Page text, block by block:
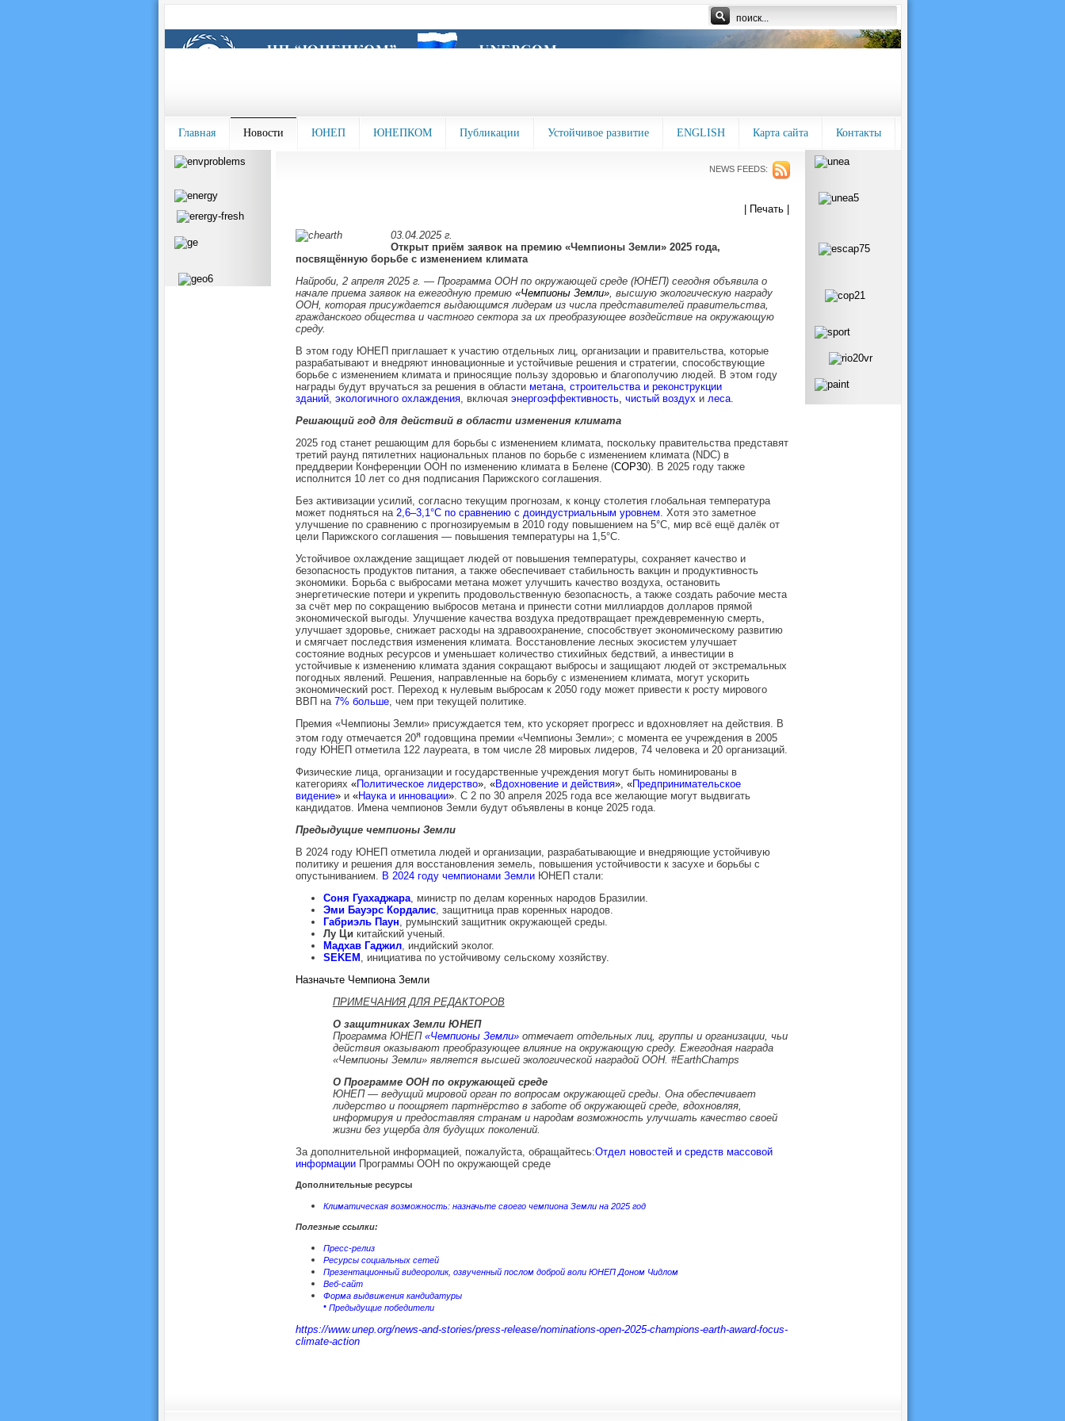
Главная Новости ЮНЕП ЮНЕПКОМ Публикации Устойчивое развитие ENGLISH Карта сайта Контакты
NEWS FEEDS:
| Печать |
03.04.2025 г.
Открыт приём заявок на премию «Чемпионы Земли» 2025 года,
посвящённую борьбе с изменением климата
Найроби, 2 апреля 2025 г. — Программа ООН по окружающей среде (ЮНЕП) сегодня объявила о
начале приема заявок на ежегодную премию «Чемпионы Земли», высшую экологическую награду
ООН, которая присуждается выдающимся лидерам из числа представителей правительства,
гражданского общества и частного сектора за их преобразующее воздействие на окружающую
среду.
В этом году ЮНЕП приглашает к участию отдельных лиц, организации и правительства, которые
разрабатывают и внедряют инновационные и устойчивые решения и стратегии, способствующие
борьбе с изменением климата и приносящие пользу здоровью и благополучию людей. В этом году
награды будут вручаться за решения в области метана, строительства и реконструкции
зданий, экологичного охлаждения, включая энергоэффективность, чистый воздухи леса.
Решающий год для действий в области изменения климата
2025 год станет решающим для борьбы с изменением климата, поскольку правительства представят
третий раунд пятилетних национальных планов по борьбе с изменением климата (NDC) в
преддверии Конференции ООН по изменению климата в Белене (COP30). В 2025 году также
исполнится 10 лет со дня подписания Парижского соглашения.
Без активизации усилий, согласно текущим прогнозам, к концу столетия глобальная температура
может подняться на 2,6–3,1°C по сравнению с доиндустриальным уровнем. Хотя это заметное
улучшение по сравнению с прогнозируемым в 2010 году повышением на 5°C, мир всё ещё далёк от
цели Парижского соглашения — повышения температуры на 1,5°C.
Устойчивое охлаждение защищает людей от повышения температуры, сохраняет качество и
безопасность продуктов питания, а также обеспечивает стабильность вакцин и продуктивность
экономики. Борьба с выбросами метана может улучшить качество воздуха, остановить
энергетические потери и укрепить продовольственную безопасность, а также создать рабочие места
за счёт мер по сокращению выбросов метана и принести сотни миллиардов долларов прямой
экономической выгоды. Улучшение качества воздуха предотвращает преждевременную смерть,
улучшает здоровье, снижает расходы на здравоохранение, способствует экономическому развитию
и смягчает последствия изменения климата. Восстановление лесных экосистем улучшает
состояние водных ресурсов и уменьшает количество стихийных бедствий, а инвестиции в
устойчивые к изменению климата здания сокращают выбросы и защищают людей от экстремальных
погодных явлений. Решения, направленные на борьбу с изменением климата, могут ускорить
экономический рост. Переход к нулевым выбросам к 2050 году может привести к росту мирового
ВВП на 7% больше, чем при текущей политике.
Премия «Чемпионы Земли» присуждается тем, кто ускоряет прогресс и вдохновляет на действия. В
этом году отмечается 20ягодовщина премии «Чемпионы Земли»; с момента ее учреждения в 2005
году ЮНЕП отметила 122 лауреата, в том числе 28 мировых лидеров, 74 человека и 20 организаций.
Физические лица, организации и государственные учреждения могут быть номинированы в
категориях «Политическое лидерство», «Вдохновение и действия», «Предпринимательское
видение»и «Наука и инновации». С 2 по 30 апреля 2025 года все желающие могут выдвигать
кандидатов. Имена чемпионов Земли будут объявлены в конце 2025 года.
Предыдущие чемпионы Земли
В 2024 году ЮНЕП отметила людей и организации, разрабатывающие и внедряющие устойчивую
политику и решения для восстановления земель, повышения устойчивости к засухе и борьбы с
опустыниванием. В 2024 году чемпионами ЗемлиЮНЕП стали:
Соня Гуахаджара, министр по делам коренных народов Бразилии.
Эми Бауэрс Кордалис, защитница прав коренных народов.
Габриэль Паун, румынский защитник окружающей среды.
Лу Ци китайский ученый.
Мадхав Гаджил, индийский эколог.
SEKEM , инициатива по устойчивому сельскому хозяйству.
Назначьте Чемпиона Земли
ПРИМЕЧАНИЯ ДЛЯ РЕДАКТОРОВ
О защитниках Земли ЮНЕП
Программа ЮНЕП «Чемпионы Земли»отмечает отдельных лиц, группы и организации, чьи
действия оказывают преобразующее влияние на окружающую среду. Ежегодная награда
«Чемпионы Земли» является высшей экологической наградой ООН. #EarthChamps
О Программе ООН по окружающей среде
ЮНЕП — ведущий мировой орган по вопросам окружающей среды. Она обеспечивает
лидерство и поощряет партнёрство в заботе об окружающей среде, вдохновляя,
информируя и предоставляя странам и народам возможность улучшать качество своей
жизни без ущерба для будущих поколений.
За дополнительной информацией, пожалуйста, обращайтесь:Отдел новостей и средств массовой
информацииПрограммы ООН по окружающей среде
Дополнительные ресурсы
Климатическая возможность: назначьте своего чемпиона Земли на 2025 год
Полезные ссылки:
Пресс-релиз
Ресурсы социальных сетей
Презентационный видеоролик, озвученный послом доброй воли ЮНЕП Доном Чидлом
Веб-сайт
Форма выдвижения кандидатуры
• Предыдущие победители
https://www.unep.org/news-and-stories/press-release/nominations-open-2025-champions-earth-award-focus-
climate-action